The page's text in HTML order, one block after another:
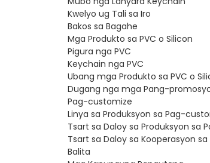
Kwelyo ug Tali sa Iro
Bakos sa Bagahe
Mga Produkto sa PVC o Silicon
Pigura nga PVC
Keychain nga PVC
Ubang mga Produkto sa PVC o
Dugang nga mga Pang-
Pag-customize
Linya sa Produksyon sa Pag-
Tsart sa Daloy sa Produksyon sa
Tsart sa Daloy sa Kooperasyon
Balita